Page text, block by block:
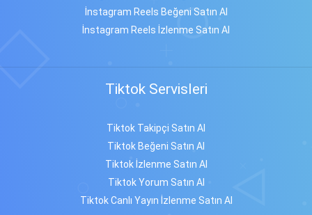
İnstagram Reels Beğeni Satın Al
İnstagram Reels İzlenme Satın Al
Tiktok Servisleri
Tiktok Takipçi Satın Al
Tiktok Beğeni Satın Al
Tiktok İzlenme Satın Al
Tiktok Yorum Satın Al
Tiktok Canlı Yayın İzlenme Satın Al